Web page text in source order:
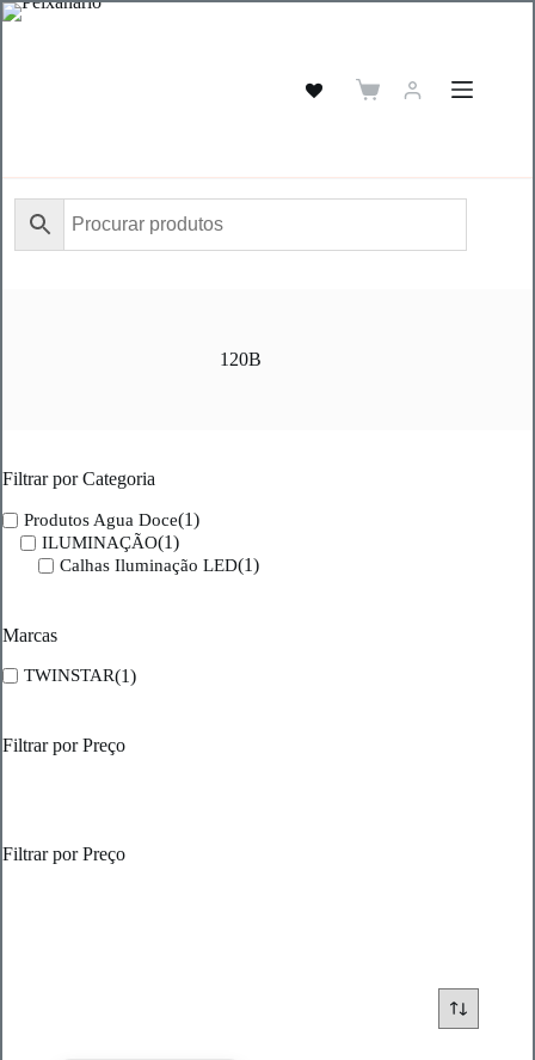
Pular
Carrinho
120B
Filtrar por Categoria
Produtos Agua Doce(1)
ILUMINAÇÃO(1)
Calhas Iluminação LED(1)
Marcas
TWINSTAR(1)
Filtrar por Preço
Filtrar por Preço